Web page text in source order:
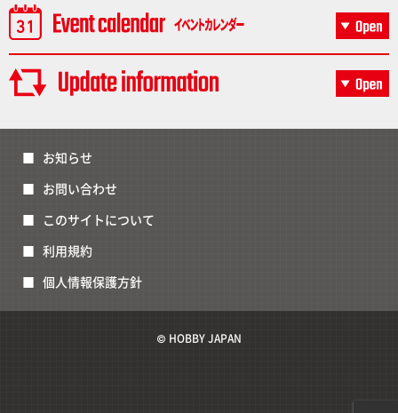
お知らせ
お問い合わせ
このサイトについて
利用規約
個人情報保護方針
© HOBBY JAPAN